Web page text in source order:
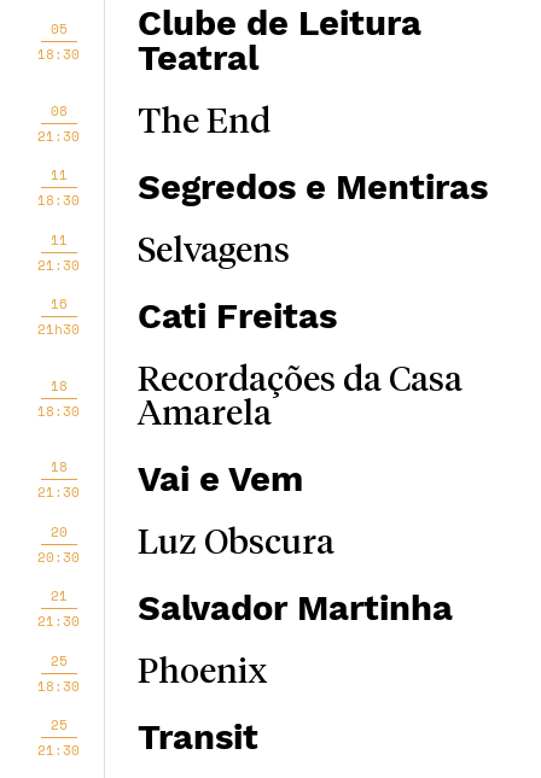
05
18:30
Clube de Leitura
Teatral
08
21:30
The End
11
18:30
Segredos e Mentiras
11
21:30
Selvagens
16
21h30
Cati Freitas
18
18:30
Recordações da Casa
Amarela
18
21:30
Vai e Vem
20
20:30
Luz Obscura
21
21:30
Salvador Martinha
25
18:30
Phoenix
25
21:30
Transit